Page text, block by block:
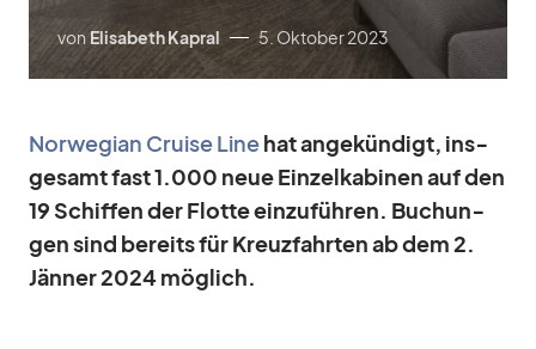
von Elisabeth Kapral 5. Oktober 2023
Nor­we­gian Cruise Linehat an­ge­kün­digt, ins­
ge­samt fast 1.000 neue Ein­zel­ka­bi­nen auf den
19 Schif­fen der Flotte ein­zu­füh­ren. Bu­chun­
gen sind be­reits für Kreuz­fahr­ten ab dem 2.
Jän­ner 2024 mög­lich.